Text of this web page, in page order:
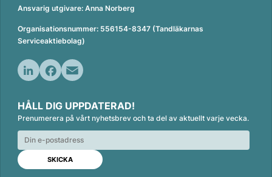
Ansvarig utgivare: Anna Norberg
Organisationsnummer: 556154-8347 (Tandläkarnas
Serviceaktiebolag)
n
k
e
d
n
c
e
b
o
o
k
a
i
l
HÅLL DIG UPPDATERAD!
Prenumerera på vårt nyhetsbrev och ta del av aktuellt varje vecka.